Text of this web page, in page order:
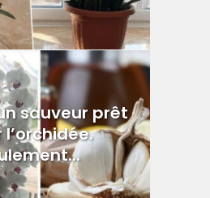
sauveur prêt